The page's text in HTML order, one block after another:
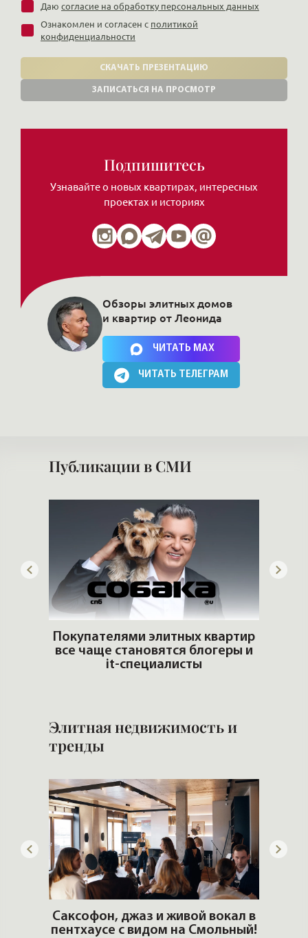
Даю согласие на обработку персональных данных
Ознакомлен и согласен с политикой
конфиденциальности
СКАЧАТЬ ПРЕЗЕНТАЦИЮ
ЗАПИСАТЬСЯ НА ПРОСМОТР
Подпишитесь
Узнавайте о новых квартирах, интересных
проектах и историях
Нажимая на кнопку, Вы соглашаетесь c политикой сайта
Обзоры элитных домов
и квартир от Леонида
ЧИТАТЬ MAX
ЧИТАТЬ ТЕЛЕГРАМ
Публикации в СМИ
Покупателями элитных квартир
все чаще становятся блогеры и
it-специалисты
Элитная недвижимость и
тренды
Саксофон, джаз и живой вокал в
пентхаусе с видом на Смольный!